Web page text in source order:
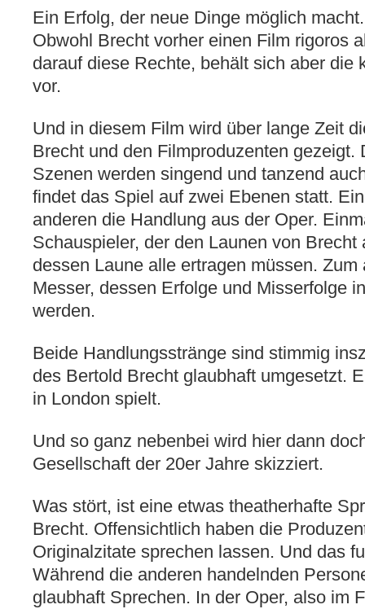
Ein Erfolg, der neue Dinge möglich
Obwohl Brecht vorher einen Film rigoros
darauf diese Rechte, behält sich aber die
vor.
Und in diesem Film wird über lange Zeit
Brecht und den Filmproduzenten gezeigt.
Szenen werden singend und tanzend
findet das Spiel auf zwei Ebenen statt.
anderen die Handlung aus der Oper.
Schauspieler, der den Launen von Brecht
dessen Laune alle ertragen müssen.
Messer, dessen Erfolge und Misserfolge
werden.
Beide Handlungsstränge sind stimmig
des Bertold Brecht glaubhaft umgesetzt.
in London spielt.
Und so ganz nebenbei wird hier dann
Gesellschaft der 20er Jahre skizziert.
Was stört, ist eine etwas theatherhafte
Brecht. Offensichtlich haben die
Originalzitate sprechen lassen. Und das
Während die anderen handelnden
glaubhaft Sprechen. In der Oper, also im